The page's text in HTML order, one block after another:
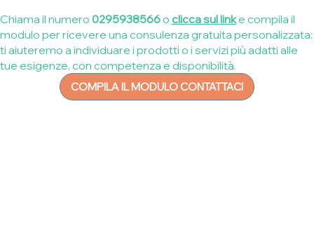
Chiama il numero 0295938566o clicca sul linke compila il
modulo per ricevere una consulenza gratuita personalizzata:
ti aiuteremo a individuare i prodotti o i servizi più adatti alle
tue esigenze, con competenza e disponibilità.
COMPILA IL MODULO CONTATTACI